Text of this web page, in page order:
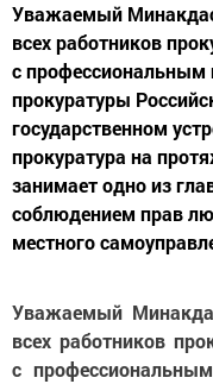
Уважаемый
всех работников
с профессиональным
прокуратуры
государственном
прокуратура на
занимает одно из
соблюдением прав
местного
Уважаемый
всех работников
с